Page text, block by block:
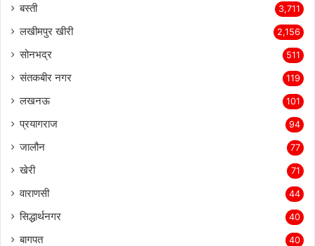
बस्ती 3,711
लखीमपुर खीरी 2,156
सोनभद्र 511
संतकबीर नगर 119
लखनऊ 101
प्रयागराज 94
जालौन 77
खेरी 71
वाराणसी 44
सिद्धार्थनगर 40
बागपत 40